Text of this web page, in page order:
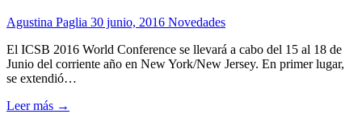
Agustina Paglia 30 junio, 2016 Novedades
El ICSB 2016 World Conference se llevará a cabo del 15 al 18 de
Junio del corriente año en New York/New Jersey. En primer lugar,
se extendió…
Leer más →